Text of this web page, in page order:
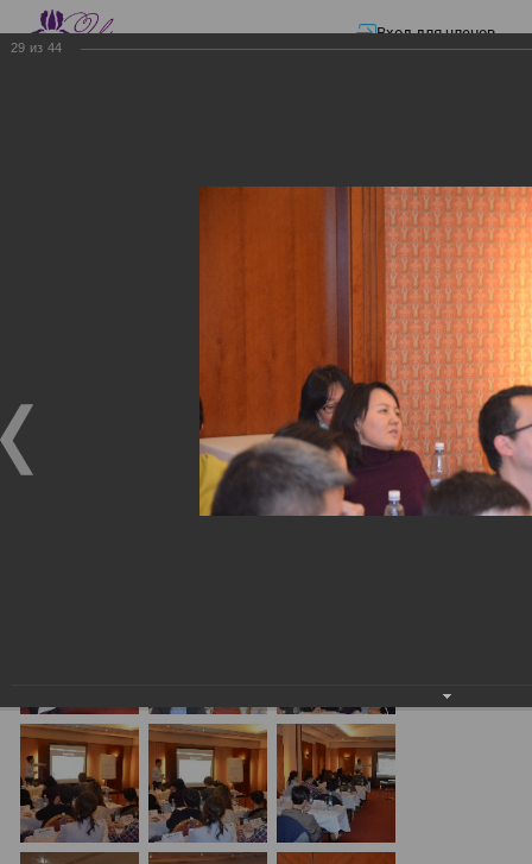
Вход для членов
Семинар по разъяснению норм
Семинар по разъяснению
ТРАНСФЕРТНОМ
ЦЕНООБРАЗОВАНИИ»
Семинар по разъяснению норм Закона «О
ТРАНСФЕРТНОМ ЦЕНООБРАЗОВАНИИ»
29 из 44